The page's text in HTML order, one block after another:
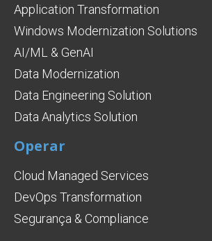
Application Transformation
Windows Modernization Solutions
AI/ML & GenAI
Data Modernization
Data Engineering Solution
Data Analytics Solution
Operar
Cloud Managed Services
DevOps Transformation
Segurança & Compliance